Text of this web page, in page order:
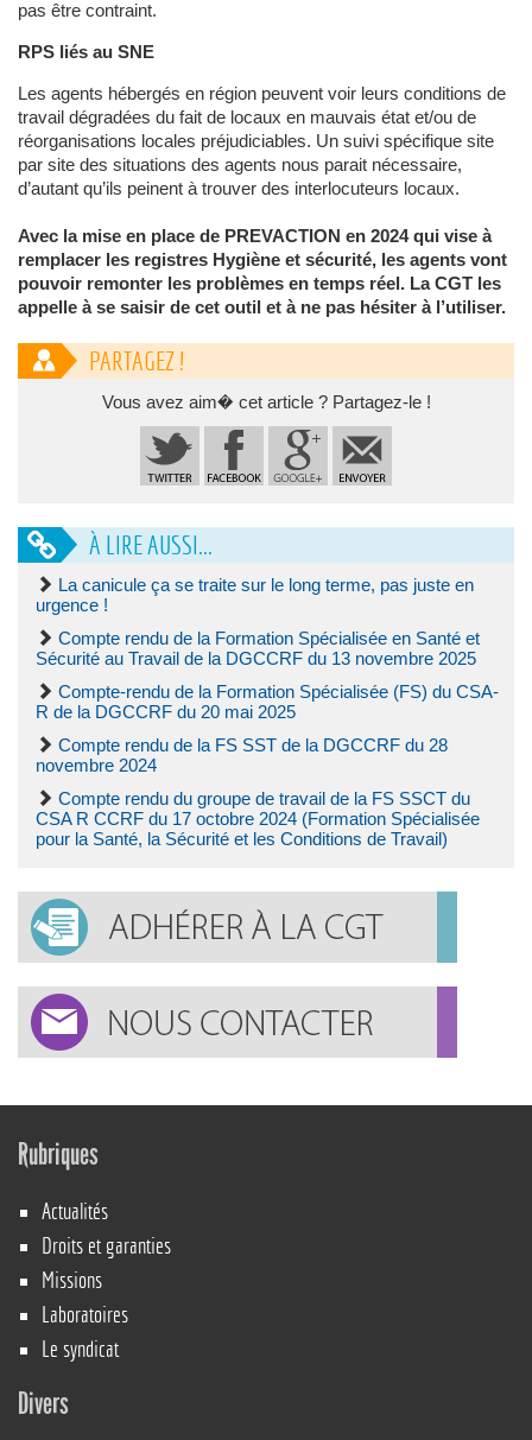
pas être contraint.
RPS liés au SNE
Les agents hébergés en région peuvent voir leurs conditions de
travail dégradées du fait de locaux en mauvais état et/ou de
réorganisations locales préjudiciables. Un suivi spécifique site
par site des situations des agents nous parait nécessaire,
d’autant qu’ils peinent à trouver des interlocuteurs locaux.
Avec la mise en place de PREVACTION en 2024 qui vise à
remplacer les registres Hygiène et sécurité, les agents vont
pouvoir remonter les problèmes en temps réel. La CGT les
appelle à se saisir de cet outil et à ne pas hésiter à l’utiliser.
PARTAGEZ !
Vous avez aim� cet article ? Partagez-le !
À LIRE AUSSI...
La canicule ça se traite sur le long terme, pas juste en
urgence !
Compte rendu de la Formation Spécialisée en Santé et
Sécurité au Travail de la DGCCRF du 13 novembre 2025
Compte-rendu de la Formation Spécialisée (FS) du CSA-
R de la DGCCRF du 20 mai 2025
Compte rendu de la FS SST de la DGCCRF du 28
novembre 2024
Compte rendu du groupe de travail de la FS SSCT du
CSA R CCRF du 17 octobre 2024 (Formation Spécialisée
pour la Santé, la Sécurité et les Conditions de Travail)
Rubriques
Actualités
Droits et garanties
Missions
Laboratoires
Le syndicat
Divers